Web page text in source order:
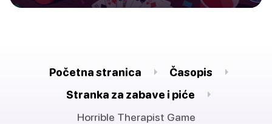
Početna stranica
Časopis
Stranka za zabave i piće
Horrible Therapist Game